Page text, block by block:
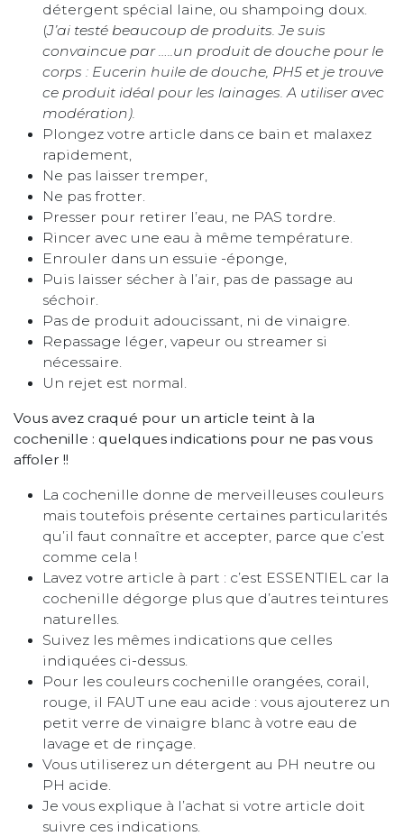
détergent spécial laine, ou shampoing doux.
(J’ai testé beaucoup de produits. Je suis
convaincue par …..un produit de douche pour le
corps : Eucerin huile de douche, PH5 et je trouve
ce produit idéal pour les lainages. A utiliser avec
modération).
Plongez votre article dans ce bain et malaxez
rapidement,
Ne pas laisser tremper,
Ne pas frotter.
Presser pour retirer l’eau, ne PAS tordre.
Rincer avec une eau à même température.
Enrouler dans un essuie -éponge,
Puis laisser sécher à l’air, pas de passage au
séchoir.
Pas de produit adoucissant, ni de vinaigre.
Repassage léger, vapeur ou streamer si
nécessaire.
Un rejet est normal.
Vous avez craqué pour un article teint à la
cochenille : quelques indications pour ne pas vous
affoler !!
La cochenille donne de merveilleuses couleurs
mais toutefois présente certaines particularités
qu’il faut connaître et accepter, parce que c’est
comme cela !
Lavez votre article à part : c’est ESSENTIEL car la
cochenille dégorge plus que d’autres teintures
naturelles.
Suivez les mêmes indications que celles
indiquées ci-dessus.
Pour les couleurs cochenille orangées, corail,
rouge, il FAUT une eau acide : vous ajouterez un
petit verre de vinaigre blanc à votre eau de
lavage et de rinçage.
Vous utiliserez un détergent au PH neutre ou
PH acide.
Je vous explique à l’achat si votre article doit
suivre ces indications.